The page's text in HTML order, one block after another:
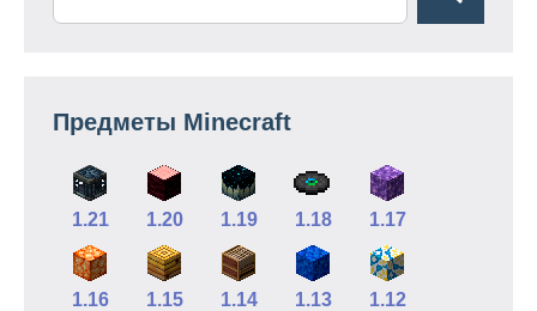
Предметы Minecraft
1.21 1.20 1.19 1.18 1.17
1.16 1.15 1.14 1.13 1.12